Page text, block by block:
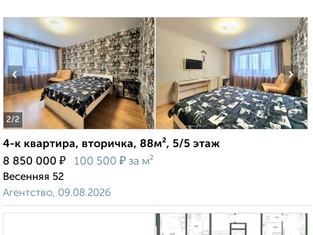
2/2
‹ ›
4-к квартира, вторичка, 88м², 5/5 этаж
8 850 000 ₽ 100 500 ₽ за м²
Весенняя 52
Агентство, 09.08.2026